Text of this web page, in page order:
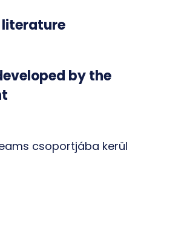
by the
csoportjába kerül